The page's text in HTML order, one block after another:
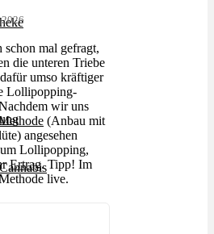
mal gefragt,
die unteren Triebe
umso kräftiger
Lollipopping-
wir uns
(Anbau mit
angesehen
Lollipopping,
Ertrag. Tipp! Im
live.